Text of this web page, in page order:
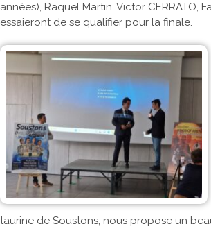
années), Raquel Martin, Victor CERRATO,
essaieront de se qualifier pour la finale.
taurine de Soustons, nous propose un